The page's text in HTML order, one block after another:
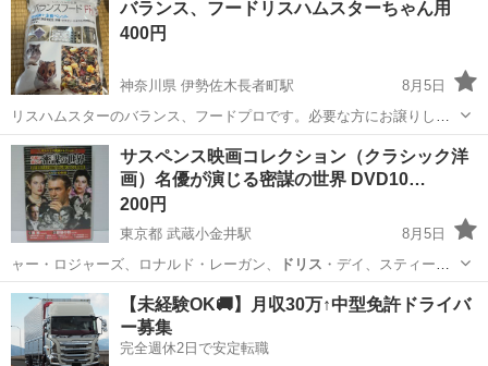
バランス、フードリスハムスターちゃん用
400円
神奈川県 伊勢佐木長者町駅
8月5日
リスハムスターのバランス、フードプロです。必要な方にお譲りしま
す。5袋あります。値段は1袋単位です。賞味期限は27年の12月までで
す。
神奈川 横浜市 伊勢佐木長者町駅
サスペンス映画コレクション（クラシック洋
画）名優が演じる密謀の世界 DVD10…
200円
東京都 武蔵小金井駅
8月5日
ャー・ロジャーズ、ロナルド・レーガン、
ドリス ・デイ、スティー
ヴ・コクラン 5…
東京 小金井市 武蔵小金井駅 DVD/ブルーレイ Crime
【未経験OK🚚】月収30万↑中型免許ドライバ
ー募集
完全週休2日で安定転職